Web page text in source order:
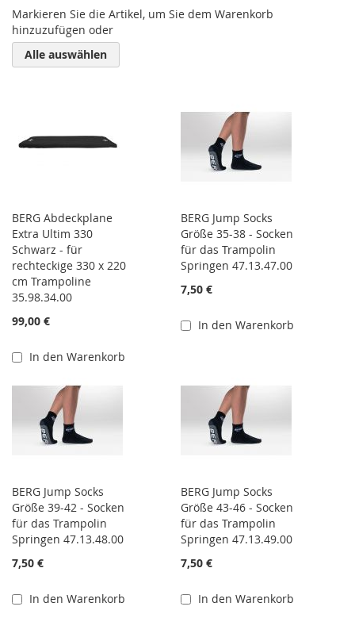
Markieren Sie die Artikel, um Sie dem Warenkorb
hinzuzufügen oder
Alle auswählen
BERG Abdeckplane
Extra Ultim 330
Schwarz - für
rechteckige 330 x 220
cm Trampoline
35.98.34.00
99,00 €
In den Warenkorb
BERG Jump Socks
Größe 35-38 - Socken
für das Trampolin
Springen 47.13.47.00
7,50 €
In den Warenkorb
BERG Jump Socks
Größe 39-42 - Socken
für das Trampolin
Springen 47.13.48.00
7,50 €
In den Warenkorb
BERG Jump Socks
Größe 43-46 - Socken
für das Trampolin
Springen 47.13.49.00
7,50 €
In den Warenkorb